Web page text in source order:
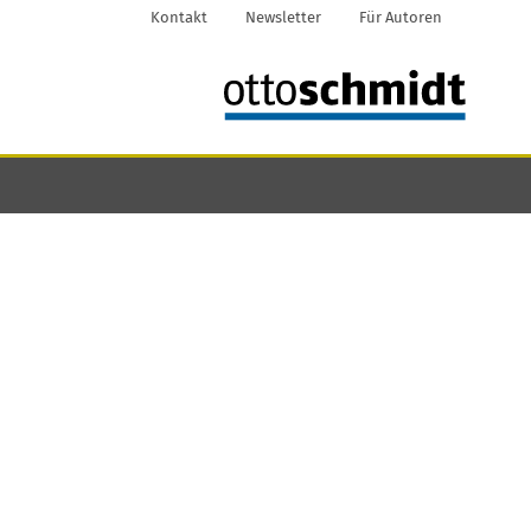
Kontakt Newsletter Für Autoren